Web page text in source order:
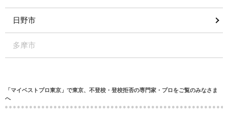
日野市
多摩市
「マイベストプロ東京」で東京、不登校・登校拒否の専門家・プロをご覧のみなさま
へ